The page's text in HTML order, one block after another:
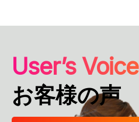
User’s Voice
お客様の声